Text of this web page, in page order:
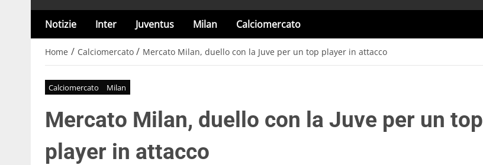
Notizie Inter Juventus Milan Calciomercato
Home / Calciomercato / Mercato Milan, duello con la Juve per un top player in attacco
Calciomercato Milan
Mercato Milan, duello con la Juve per un top
player in attacco